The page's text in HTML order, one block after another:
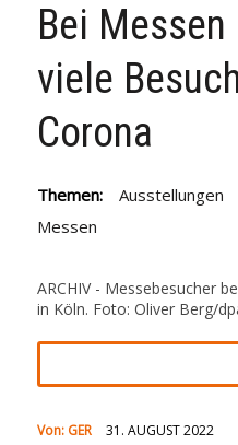
Bei
viele
Corona
Themen: Ausstellungen
Messen
ARCHIV - Messebesucher
in Köln. Foto: Oliver Berg/
Von: GER 31. AUGUST 2022